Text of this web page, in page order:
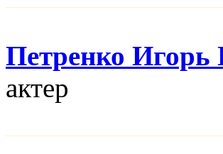
Петренко Игорь
актер